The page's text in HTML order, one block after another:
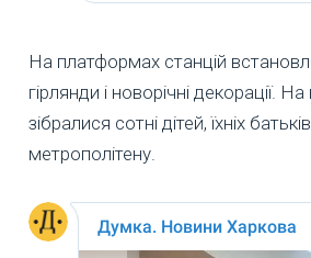
На платформах станцій
гірлянди і новорічні декорації. На
зібралися сотні дітей, їхніх
метрополітену.